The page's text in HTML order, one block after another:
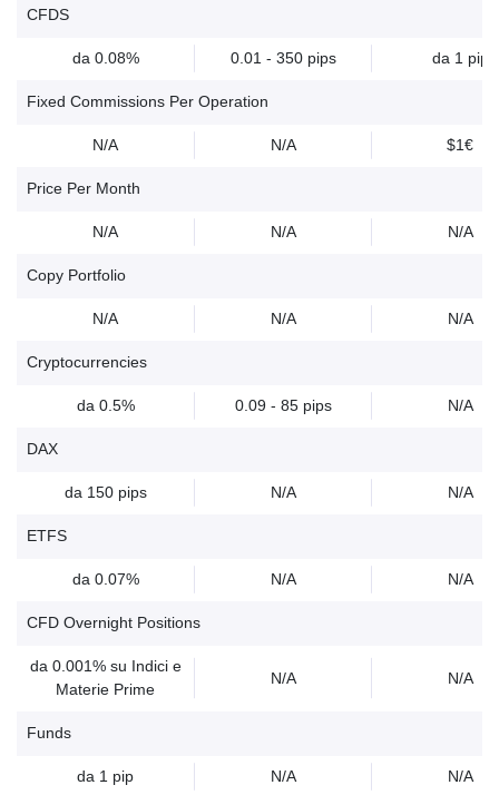
CFDS
da 0.08% 0.01 - 350 pips da 1 pip
Fixed Commissions Per Operation
N/A N/A $1€
Price Per Month
N/A N/A N/A
Copy Portfolio
N/A N/A N/A
Cryptocurrencies
da 0.5% 0.09 - 85 pips N/A
DAX
da 150 pips N/A N/A
ETFS
da 0.07% N/A N/A
CFD Overnight Positions
da 0.001% su Indici e
Materie Prime
N/A N/A
Funds
da 1 pip N/A N/A